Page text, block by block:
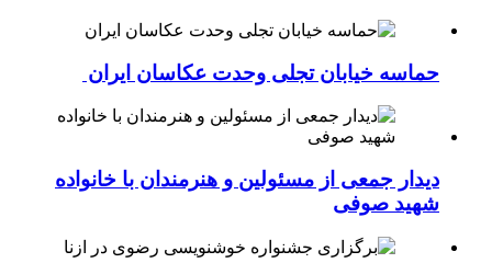
حماسه خیابان تجلی وحدت عکاسان ایران
دیدار جمعی از مسئولین و هنرمندان با خانواده
شهید صوفی